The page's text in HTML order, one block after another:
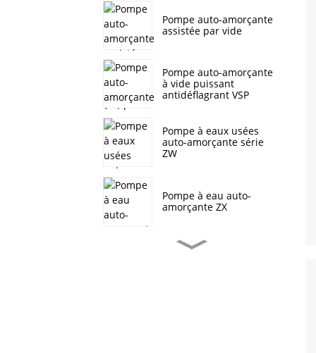
Pompe auto-amorçante
assistée par vide
Pompe auto-amorçante
à vide puissant
antidéflagrant VSP
Pompe à eaux usées
auto-amorçante série
ZW
Pompe à eau auto-
amorçante ZX
Pompe à eaux usées